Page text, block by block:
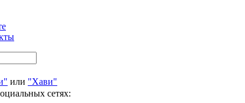
или "Хави"
сетях: